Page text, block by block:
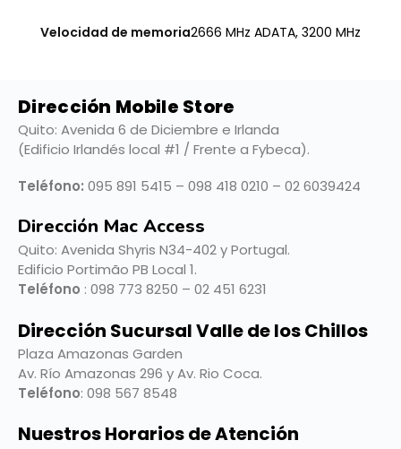
Velocidad de memoria2666 MHz ADATA, 3200 MHz
Dirección Mobile Store
Quito: Avenida 6 de Diciembre e Irlanda
(Edificio Irlandés local #1 / Frente a Fybeca).
Teléfono: 095 891 5415 – 098 418 0210 – 02 6039424
Dirección Mac Access
Quito: Avenida Shyris N34-402 y Portugal.
Edificio Portimão PB Local 1.
Teléfono : 098 773 8250 – 02 451 6231
Dirección Sucursal Valle de los Chillos
Plaza Amazonas Garden
Av. Río Amazonas 296 y Av. Rio Coca.
Teléfono: 098 567 8548
Nuestros Horarios de Atención